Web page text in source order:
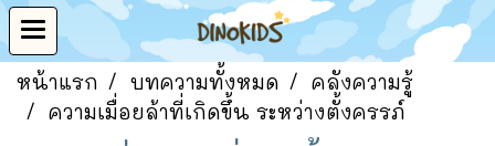
หน้าแรก บทความทั้งหมด
คลังความรู้
ความเมื่อยล้าที่เกิดขึ้น ระหว่างตั้งครรภ์